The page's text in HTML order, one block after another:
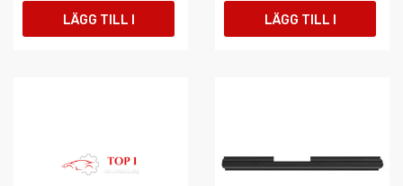
LÄGG TILL I LÄGG TILL I